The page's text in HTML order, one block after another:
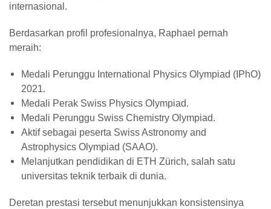
internasional.
Berdasarkan profil profesionalnya, Raphael pernah
meraih:
Medali Perunggu International Physics Olympiad (IPhO)
2021.
Medali Perak Swiss Physics Olympiad.
Medali Perunggu Swiss Chemistry Olympiad.
Aktif sebagai peserta Swiss Astronomy and
Astrophysics Olympiad (SAAO).
Melanjutkan pendidikan di ETH Zürich, salah satu
universitas teknik terbaik di dunia.
Deretan prestasi tersebut menunjukkan konsistensinya